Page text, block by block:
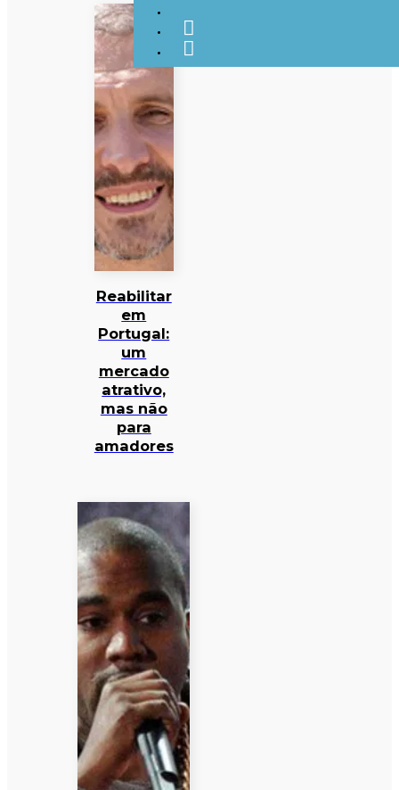
Reabilitar
em
Portugal:
um
mercado
atrativo,
mas não
para
amadores